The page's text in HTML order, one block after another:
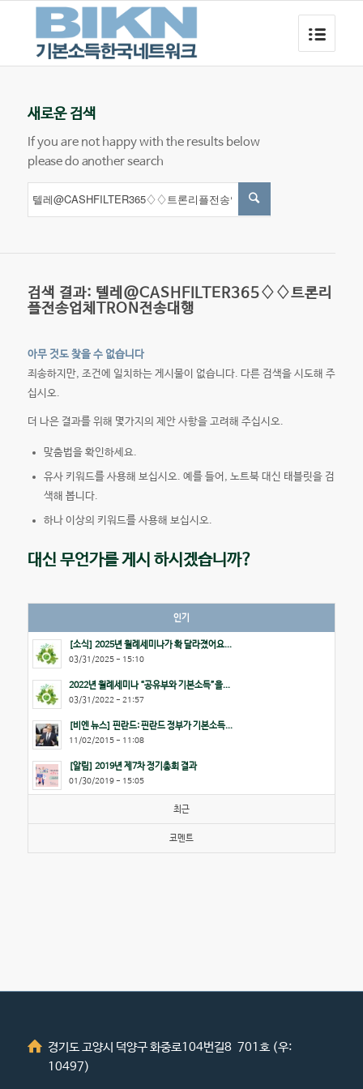
새로운 검색
If you are not happy with the results below
please do another search
검색 결과: 텔레@CASHFILTER365♢♢트론리
플전송업체TRON전송대행
아무 것도 찾을 수 없습니다
죄송하지만, 조건에 일치하는 게시물이 없습니다. 다른 검색을 시도해 주
십시오.
더 나은 결과를 위해 몇가지의 제안 사항을 고려해 주십시오.
맞춤법을 확인하세요.
유사 키워드를 사용해 보십시오. 예를 들어, 노트북 대신 태블릿을 검
색해 봅니다.
하나 이상의 키워드를 사용해 보십시오.
대신 무언가를 게시 하시겠습니까?
인기
[소식] 2025년 월례세미나가 확 달라졌어요...
03/31/2025 - 15:10
2022년 월례세미나 “공유부와 기본소득”을...
03/31/2022 - 21:57
[비엔 뉴스] 핀란드: 핀란드 정부가 기본소득...
11/02/2015 - 11:08
[알림] 2019년 제7차 정기총회 결과
01/30/2019 - 15:05
최근
코멘트
경기도 고양시 덕양구 화중로104번길8 701호 (우:
10497)